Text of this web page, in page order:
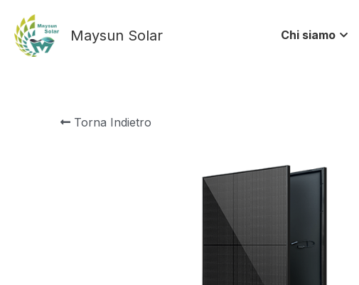
Maysun Solar Chi siamo
Torna Indietro